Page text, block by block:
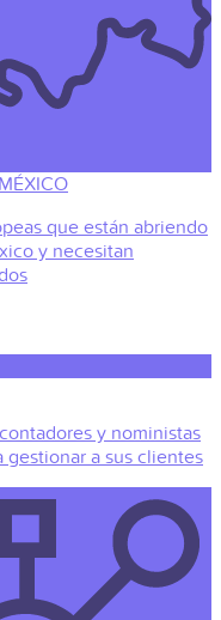
que están abriendo
y necesitan
y noministas
gestionar a sus clientes